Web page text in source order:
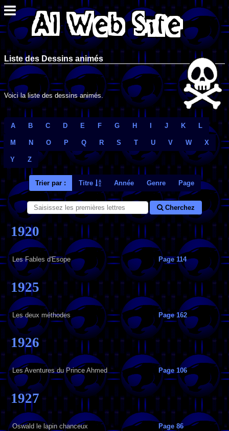
Liste des Dessins animés
Voici la liste des dessins animés.
A B C D E F G H J K L
M N O P Q R S T U V W X
Y Z
Trier par : Titre Année Genre Page
Cherchez
1920
Les Fables d'Esope Page 114
1925
Les deux méthodes Page 162
1926
Les Aventures du Prince Ahmed Page 106
1927
Oswald le lapin chanceux Page 86